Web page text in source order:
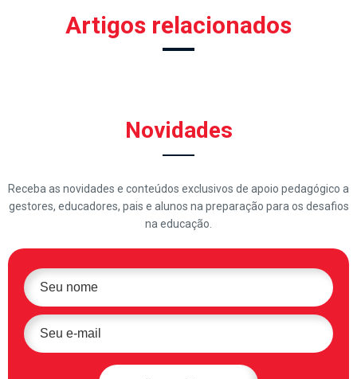
Artigos relacionados
Novidades
Receba as novidades e conteúdos exclusivos de apoio pedagógico a
gestores, educadores, pais e alunos na preparação para os desafios
na educação.